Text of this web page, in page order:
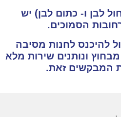
לבן ו- כתום לבן) יש
הסמוכים.
להיכנס לחנות מסיבה
ונותנים שירות מלא
המבקשים זאת.